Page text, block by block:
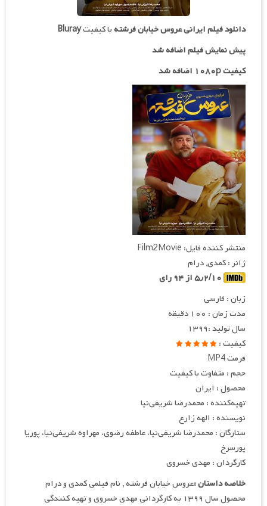
دانلود فیلم ایرانیعروس خیابان فرشتهبا کیفیتBluray
پیش نمایش فیلم اضافه شد
کیفیت ۱۰۸۰p اضافه شد
منتشر کننده فایل: Film2Movie
ژانر : کمدی, درام
زبان : فارسی
مدت زمان : ۱۰۰ دقیقه
سال تولید :۱۳۹۹
کیفیت :
فرمت MP4
حجم : متفاوت با کیفیت
محصول : ایران
تهیهکننده : محمدرضا شریفی‌نیا
نویسنده : الهه زارع
ستارگان : محمدرضا شریفی‌نیا، عاطفه رضوی، مهراوه شریفی‌نیا، پوریا
پورسرخ
کارگردان : مهدی خسروی
خلاصه داستان :عروس خیابان فرشته , نام فیلمی کمدی و درام
محصول سال ۱۳۹۹ به کارگردانی مهدی خسروی و تهیه کنندگی